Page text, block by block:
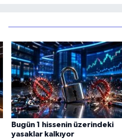
Bugün 1 hissenin üzerindeki
yasaklar kalkıyor